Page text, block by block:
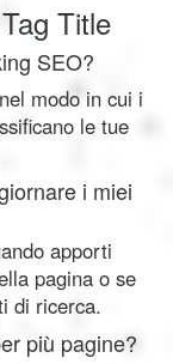
Title
SEO?
modo in cui i
le tue
i miei
apporti
pagina o se
di ricerca.
più pagine?